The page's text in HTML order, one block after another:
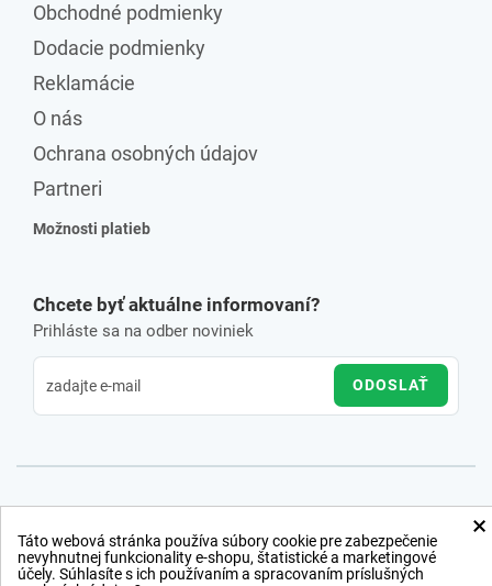
Obchodné podmienky
Dodacie podmienky
Reklamácie
O nás
Ochrana osobných údajov
Partneri
Možnosti platieb
Chcete byť aktuálne informovaní?
Prihláste sa na odber noviniek
ODOSLAŤ
×
Táto webová stránka používa súbory cookie pre zabezpečenie
nevyhnutnej funkcionality e-shopu, štatistické a marketingové
účely. Súhlasíte s ich používaním a spracovaním príslušných